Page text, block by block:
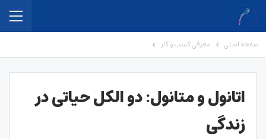
صفحه اصلی معرفی کسب و کار
اتانول و متانول: دو الکل حیاتی در
زندگی